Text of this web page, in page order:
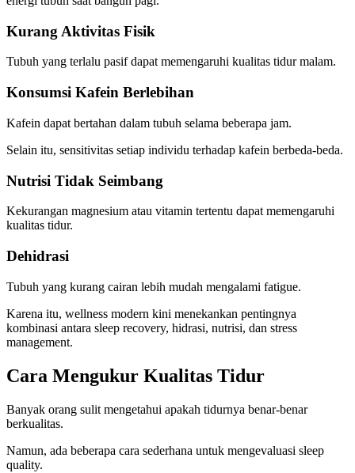
Kurang Aktivitas Fisik
Tubuh yang terlalu pasif dapat memengaruhi kualitas tidur malam.
Konsumsi Kafein Berlebihan
Kafein dapat bertahan dalam tubuh selama beberapa jam.
Selain itu, sensitivitas setiap individu terhadap kafein berbeda-beda.
Nutrisi Tidak Seimbang
Kekurangan magnesium atau vitamin tertentu dapat memengaruhi
kualitas tidur.
Dehidrasi
Tubuh yang kurang cairan lebih mudah mengalami fatigue.
Karena itu, wellness modern kini menekankan pentingnya
kombinasi antara sleep recovery, hidrasi, nutrisi, dan stress
management.
Cara Mengukur Kualitas Tidur
Banyak orang sulit mengetahui apakah tidurnya benar-benar
berkualitas.
Namun, ada beberapa cara sederhana untuk mengevaluasi sleep
quality.